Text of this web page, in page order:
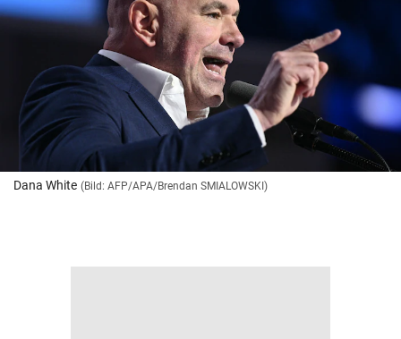
Dana White (Bild: AFP/APA/Brendan SMIALOWSKI)